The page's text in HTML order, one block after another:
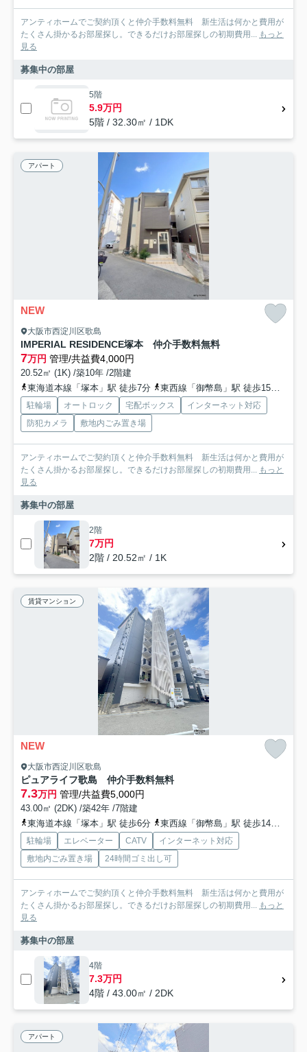
アンティホームでご契約頂くと仲介手数料無料 新生活は何かと費用が
たくさん掛かるお部屋探し。できるだけお部屋探しの初期費用...
もっと
見る
募集中の部屋
5階
5.9万円
5階 / 32.30㎡ / 1DK
アパート
NEW
大阪市西淀川区歌島
IMPERIAL RESIDENCE塚本 仲介手数料無料
7万円 管理/共益費4,000円
20.52㎡ (1K) /築10年 /2階建
東海道本線「塚本」駅 徒歩7分
東西線「御幣島」駅 徒歩15分
駐輪場 オートロック 宅配ボックス
インターネット対応
防犯カメラ
敷地内ごみ置き場
アンティホームでご契約頂くと仲介手数料無料 新生活は何かと費用が
たくさん掛かるお部屋探し。できるだけお部屋探しの初期費用... もっと
見る
募集中の部屋
2階
7万円
2階 / 20.52㎡ / 1K
賃貸マンション
NEW
大阪市西淀川区歌島
ピュアライフ歌島 仲介手数料無料
7.3万円 管理/共益費5,000円
43.00㎡ (2DK) /築42年 /7階建
東海道本線「塚本」駅 徒歩6分
東西線「御幣島」駅 徒歩14分
駐輪場 エレベーター CATV
インターネット対応
敷地内ごみ置き場
24時間ゴミ出し可
アンティホームでご契約頂くと仲介手数料無料 新生活は何かと費用が
たくさん掛かるお部屋探し。できるだけお部屋探しの初期費用... もっと
見る
募集中の部屋
4階
7.3万円
4階 / 43.00㎡ / 2DK
アパート